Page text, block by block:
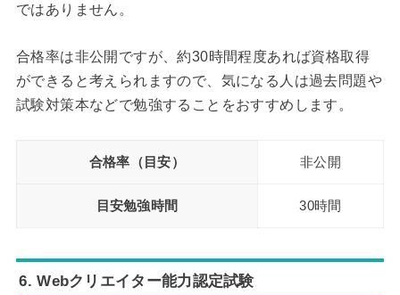
ではありません。
合格率は非公開ですが、約30時間程度あれば資格取得
ができると考えられますので、気になる人は過去問題や
試験対策本などで勉強することをおすすめします。
合格率（目安） 非公開
目安勉強時間 30時間
6. Webクリエイター能力認定試験